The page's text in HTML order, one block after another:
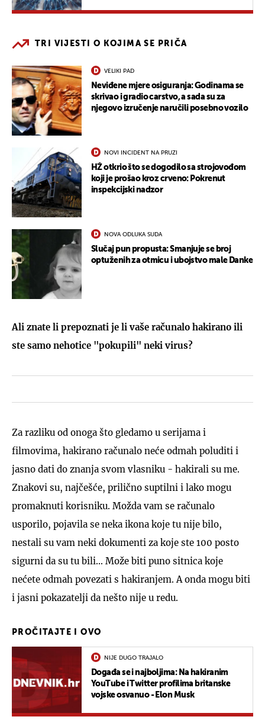
TRI VIJESTI O KOJIMA SE PRIČA
VELIKI PAD
Neviđene mjere osiguranja: Godinama se
skrivao i gradio carstvo, a sada su za
njegovo izručenje naručili posebno vozilo
NOVI INCIDENT NA PRUZI
HŽ otkrio što se dogodilo sa strojovođom
koji je prošao kroz crveno: Pokrenut
inspekcijski nadzor
NOVA ODLUKA SUDA
Slučaj pun propusta: Smanjuje se broj
optuženih za otmicu i ubojstvo male Danke
Ali znate li prepoznati je li vaše računalo hakirano ili
ste samo nehotice "pokupili" neki virus?
Za razliku od onoga što gledamo u serijama i
filmovima, hakirano računalo neće odmah poluditi i
jasno dati do znanja svom vlasniku - hakirali su me.
Znakovi su, najčešće, prilično suptilni i lako mogu
promaknuti korisniku. Možda vam se računalo
usporilo, pojavila se neka ikona koje tu nije bilo,
nestali su vam neki dokumenti za koje ste 100 posto
sigurni da su tu bili... Može biti puno sitnica koje
nećete odmah povezati s hakiranjem. A onda mogu biti
i jasni pokazatelji da nešto nije u redu.
PROČITAJTE I OVO
NIJE DUGO TRAJALO
Događa se i najboljima: Na hakiranim
YouTube i Twitter profilima britanske
vojske osvanuo - Elon Musk